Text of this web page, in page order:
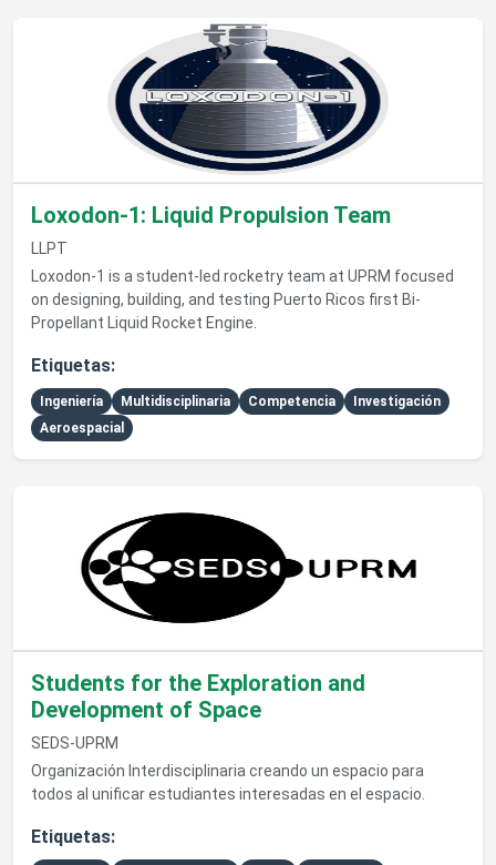
Ver detalles de Loxodon-1: Liquid Propulsion Team
Loxodon-1: Liquid Propulsion Team
LLPT
Loxodon-1 is a student-led rocketry team at UPRM focused
on designing, building, and testing Puerto Ricos first Bi-
Propellant Liquid Rocket Engine.
Etiquetas:
Ingeniería Multidisciplinaria Competencia
Investigación
Aeroespacial
Students for the Exploration and
Development of Space
SEDS-UPRM
Organización Interdisciplinaria creando un espacio para
todos al unificar estudiantes interesadas en el espacio.
Etiquetas: